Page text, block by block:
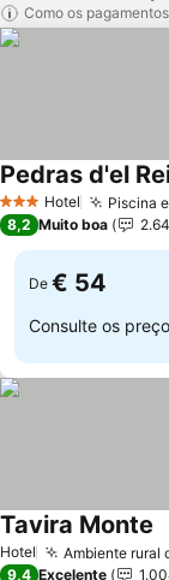
Como os
3 EstrelasHotel Piscina
Pedras d'el
8,2 Muito boa
De € 54
Consulte os
Hotel Ambiente rural
Tavira Monte
9,4 Excelente